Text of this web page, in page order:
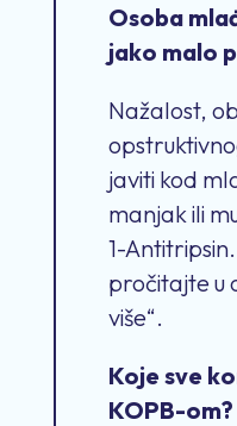
Osoba
jako malo
Nažalost,
javiti kod
manjak ili
1-
pročitajte u
više“.
Koje sve
KOPB-om?